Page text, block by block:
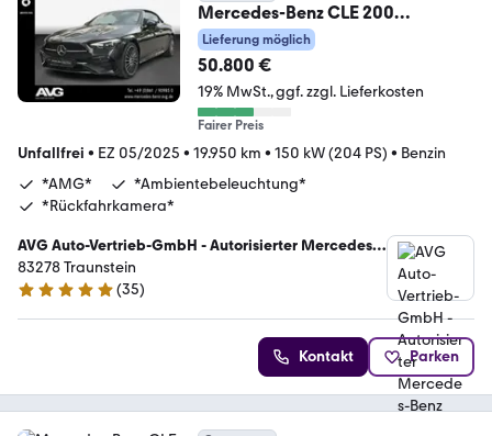
Mercedes-Benz CLE 200
Cabriolet AMG-Adv.+ Memory
Kamera LED
Lieferung möglich
50.800 €
19% MwSt. ggf. zzgl. Lieferkosten
Fairer Preis
Unfallfrei • EZ 05/2025 • 19.950 km • 150 kW (204 PS) • Benzin
*AMG*
*Ambientebeleuchtung*
*Rückfahrkamera*
AVG Auto-Vertrieb-GmbH - Autorisierter Mercedes-
Benz Verkauf und Service
83278 Traunstein
4.8 Sterne
(35)
Kontakt Parken